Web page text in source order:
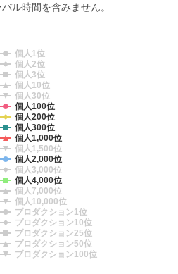
ル時間を含みません。
個人1位
個人2位
個人3位
個人10位
個人30位
個人100位
個人200位
個人300位
個人1,000位
個人1,500位
個人2,000位
個人3,000位
個人4,000位
個人7,000位
個人10,000位
プロダクション1位
プロダクション10位
プロダクション25位
プロダクション50位
プロダクション100位